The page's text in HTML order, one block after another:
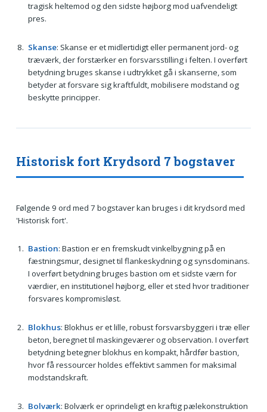
tragisk heltemod og den sidste højborg mod uafvendeligt
pres.
Skanse: Skanse er et midlertidigt eller permanent jord- og
træværk, der forstærker en forsvarsstilling i felten. I overført
betydning bruges skanse i udtrykket gå i skanserne, som
betyder at forsvare sig kraftfuldt, mobilisere modstand og
beskytte principper.
Historisk fort Krydsord 7 bogstaver
Følgende 9 ord med 7 bogstaver kan bruges i dit krydsord med
'Historisk fort'.
Bastion: Bastion er en fremskudt vinkelbygning på en
fæstningsmur, designet til flankeskydning og synsdominans.
I overført betydning bruges bastion om et sidste værn for
værdier, en institutionel højborg, eller et sted hvor traditioner
forsvares kompromisløst.
Blokhus: Blokhus er et lille, robust forsvarsbyggeri i træ eller
beton, beregnet til maskingeværer og observation. I overført
betydning betegner blokhus en kompakt, hårdfør bastion,
hvor få ressourcer holdes effektivt sammen for maksimal
modstandskraft.
Bolværk: Bolværk er oprindeligt en kraftig pælekonstruktion